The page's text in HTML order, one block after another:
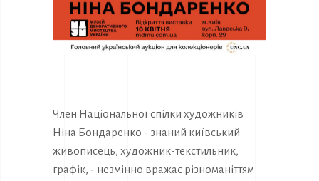
Член Національної спілки художників
Ніна Бондаренко - знаний київський
живописець, художник-текстильник,
графік, - незмінно вражає різноманіттям